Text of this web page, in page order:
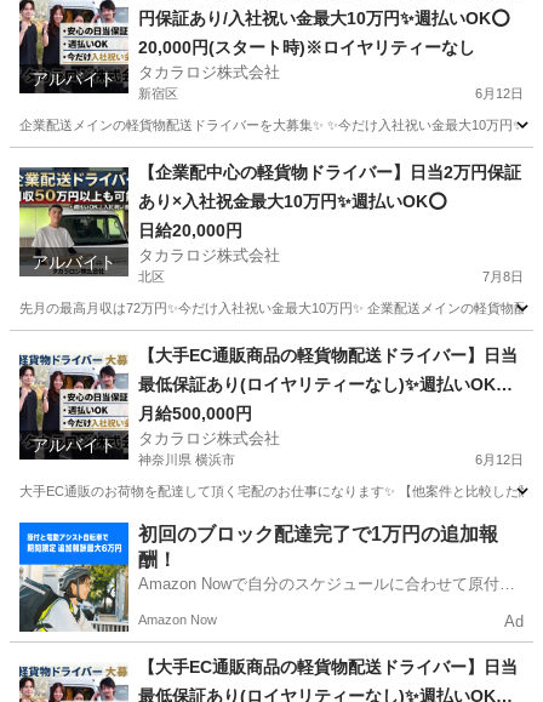
アルバイト
円保証あり/入社祝い金最大10万円✨週払いOK⭕️
20,000円(スタート時)※ロイヤリティーなし
タカラロジ株式会社
新宿区 6月12日
企業配送メインの軽貨物配送ドライバーを大募集✨ ✨今だけ入社祝い金最大10万円✨
ドライバー 貨物
アルバイト
【企業配中心の軽貨物ドライバー】日当2万円保証
あり×入社祝金最大10万円✨週払いOK⭕️
日給20,000円
タカラロジ株式会社
北区 7月8日
先月の最高月収は72万円✨今だけ入社祝い金最大10万円✨ 企業配送メインの軽貨物配
ドライバー 貨物
アルバイト
【大手EC通販商品の軽貨物配送ドライバー】日当
最低保証あり(ロイヤリティーなし)✨週払いOK⭕️
普通免許さえあれば即稼働可
月給500,000円
タカラロジ株式会社
神奈川県 横浜市 6月12日
大手EC通販のお荷物を配達して頂く宅配のお仕事になります✨ 【他案件と比較した
ドライバー 貨物
初回のブロック配達完了で1万円の追加報
酬！
Amazon Nowで自分のスケジュールに合わせて原付や
う！
Amazon Now Ad
【大手EC通販商品の軽貨物配送ドライバー】日当
最低保証あり(ロイヤリティーなし)✨週払いOK⭕️